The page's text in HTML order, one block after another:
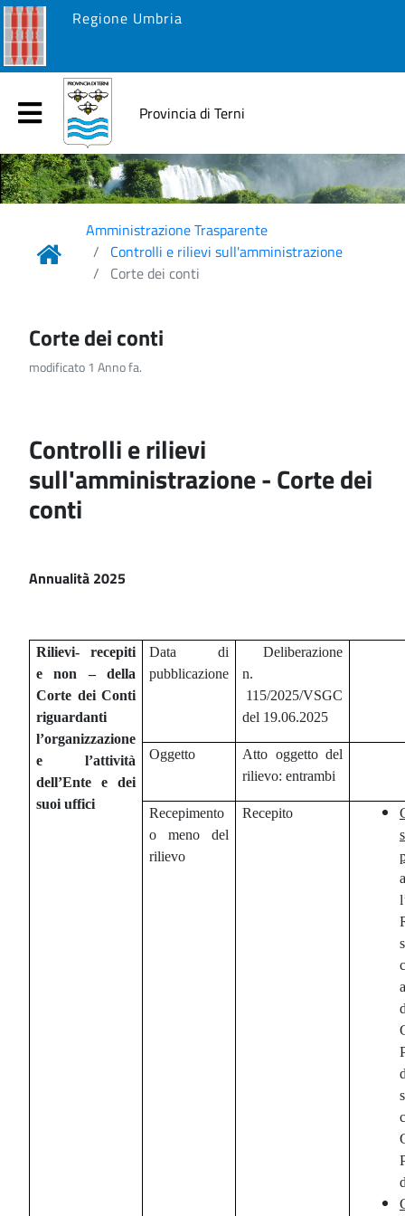
Regione Umbria
Provincia di Terni
Amministrazione Trasparente
Controlli e rilievi sull'amministrazione
Corte dei conti
Corte dei conti
modificato 1 Anno fa.
Controlli e rilievi
sull'amministrazione - Corte dei
conti
Annualità 2025
Rilievi- recepiti
e non – della
Corte dei Conti
riguardanti
l’organizzazione
e l’attività
dell’Ente e dei
suoi uffici
Data di
pubblicazione
Deliberazione
n.
115/2025/VSGC
del 19.06.2025
Oggetto
Atto oggetto del
rilievo: entrambi
Recepimento
o meno del
rilievo
Recepito